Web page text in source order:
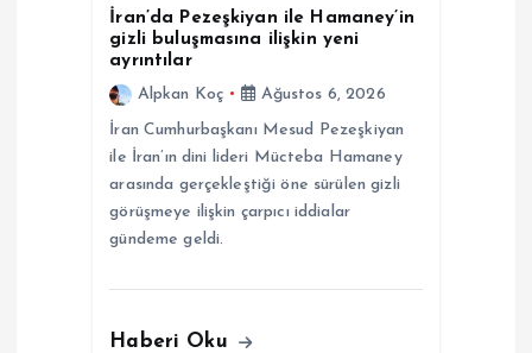
İran’da Pezeşkiyan ile Hamaney’in
gizli buluşmasına ilişkin yeni
ayrıntılar
Alpkan Koç
Ağustos 6, 2026
İran Cumhurbaşkanı Mesud Pezeşkiyan
ile İran’ın dini lideri Mücteba Hamaney
arasında gerçekleştiği öne sürülen gizli
görüşmeye ilişkin çarpıcı iddialar
gündeme geldi.
Haberi Oku